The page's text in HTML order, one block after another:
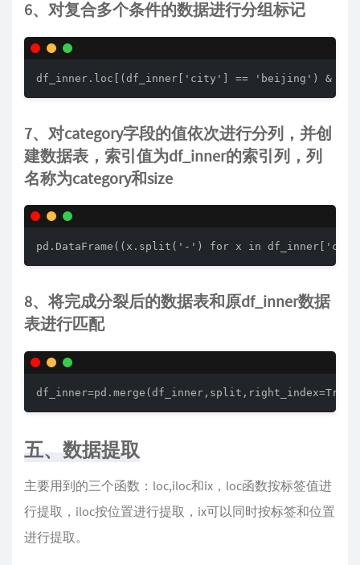
6、对复合多个条件的数据进行分组标记
df_inner.loc[(df_inner['city'] == 'beijing') &
7、对category字段的值依次进行分列，并创
建数据表，索引值为df_inner的索引列，列
名称为category和size
pd.DataFrame((x.split('-') for x in
8、将完成分裂后的数据表和原df_inner数据
表进行匹配
五、数据提取
主要用到的三个函数：loc,iloc和ix，loc函数按标签值进
行提取，iloc按位置进行提取，ix可以同时按标签和位置
进行提取。